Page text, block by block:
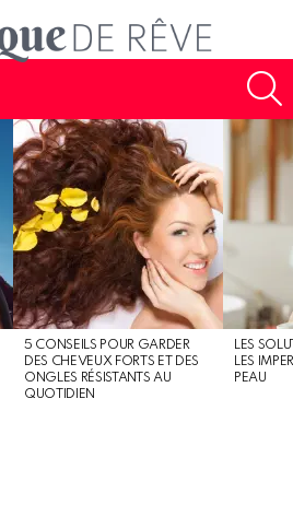
5 CONSEILS POUR GARDER
DES CHEVEUX FORTS ET DES
ONGLES RÉSISTANTS AU
QUOTIDIEN
LES
LES
PEAU